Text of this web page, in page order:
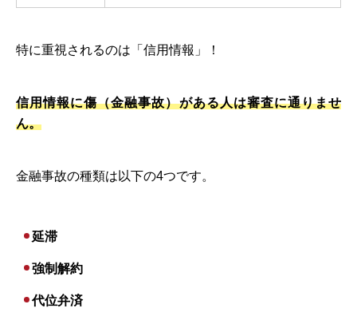
特に重視されるのは「信用情報」！
信用情報に傷（金融事故）がある人は審査に通りませ
ん。
金融事故の種類は以下の4つです。
延滞
強制解約
代位弁済